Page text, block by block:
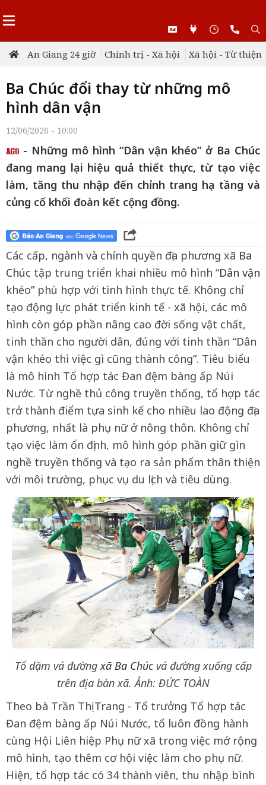
An Giang 24 giờ Chính trị - Xã hội Xã hội - Từ thiện
Ba Chúc đổi thay từ những mô
hình dân vận
12/06/2026 - 10:00
- Những mô hình “Dân vận khéo” ở Ba Chúc
đang mang lại hiệu quả thiết thực, từ tạo việc
làm, tăng thu nhập đến chỉnh trang hạ tầng và
củng cố khối đoàn kết cộng đồng.
Các cấp, ngành và chính quyền địa phương xã Ba
Chúc tập trung triển khai nhiều mô hình “Dân vận
khéo” phù hợp với tình hình thực tế. Không chỉ
tạo động lực phát triển kinh tế - xã hội, các mô
hình còn góp phần nâng cao đời sống vật chất,
tinh thần cho người dân, đúng với tinh thần “Dân
vận khéo thì việc gì cũng thành công”. Tiêu biểu
là mô hình Tổ hợp tác Đan đệm bàng ấp Núi
Nước. Từ nghề thủ công truyền thống, tổ hợp tác
trở thành điểm tựa sinh kế cho nhiều lao động địa
phương, nhất là phụ nữ ở nông thôn. Không chỉ
tạo việc làm ổn định, mô hình góp phần giữ gìn
nghề truyền thống và tạo ra sản phẩm thân thiện
với môi trường, phục vụ du lịch và tiêu dùng.
Tổ dặm vá đường xã Ba Chúcvá đường xuống cấp
trên địa bàn xã. Ảnh: ĐỨC TOÀN
Theo bà Trần Thị Trang - Tổ trưởng Tổ hợp tác
Đan đệm bàng ấp Núi Nước, tổ luôn đồng hành
cùng Hội Liên hiệp Phụ nữ xã trong việc mở rộng
mô hình, tạo thêm cơ hội việc làm cho phụ nữ.
Hiện, tổ hợp tác có 34 thành viên, thu nhập bình